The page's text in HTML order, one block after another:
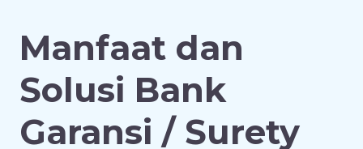
Manfaat dan
Solusi Bank
Garansi / Surety